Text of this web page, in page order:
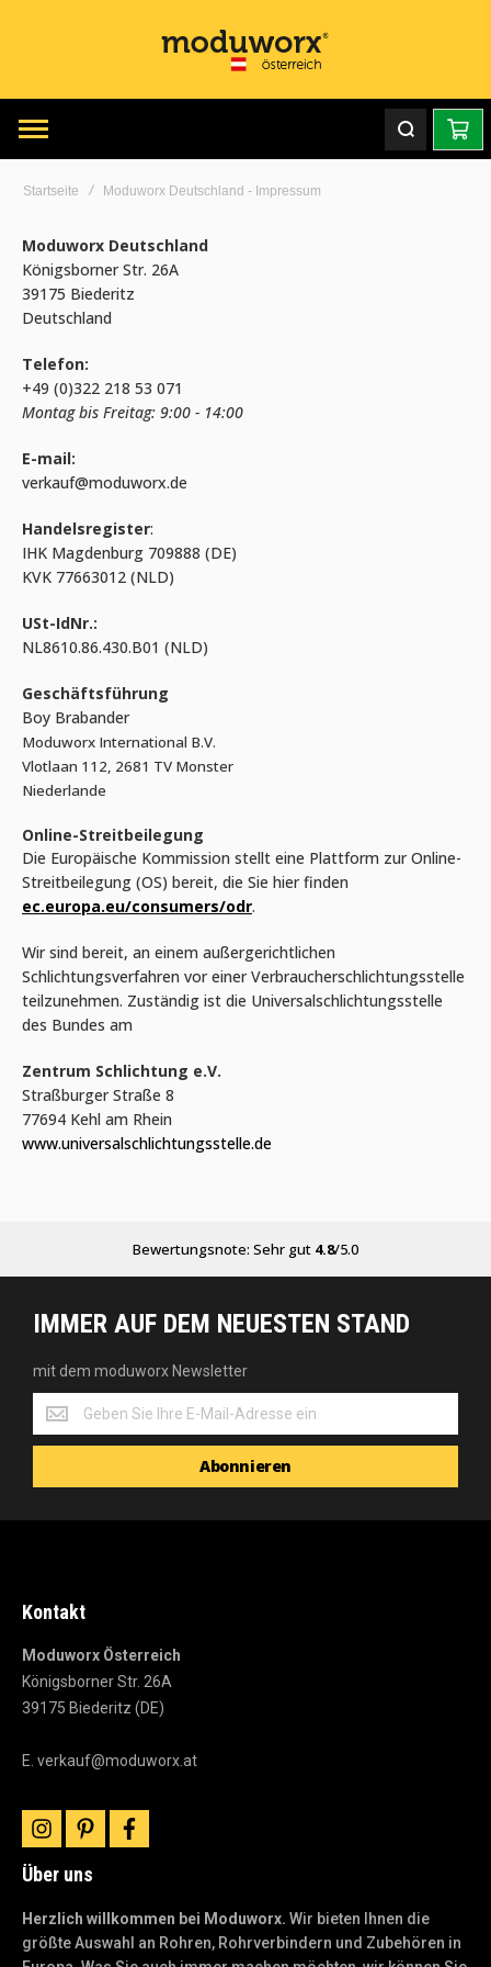
Startseite Moduworx Deutschland - Impressum
Moduworx Deutschland
Königsborner Str. 26A
39175 Biederitz
Deutschland
Telefon:
+49 (0)322 218 53 071
Montag bis Freitag: 9:00 - 14:00
E-mail:
verkauf@moduworx.de
Handelsregister:
IHK Magdenburg 709888 (DE)
KVK 77663012 (NLD)
USt-IdNr.:
NL8610.86.430.B01 (NLD)
Geschäftsführung
Boy Brabander
Moduworx International B.V.
Vlotlaan 112, 2681 TV Monster
Niederlande
Online-Streitbeilegung
Die Europäische Kommission stellt eine Plattform zur Online-
Streitbeilegung (OS) bereit, die Sie hier finden
ec.europa.eu/consumers/odr.
Wir sind bereit, an einem außergerichtlichen
Schlichtungsverfahren vor einer Verbraucherschlichtungsstelle
teilzunehmen. Zuständig ist die Universalschlichtungsstelle
des Bundes am
Zentrum Schlichtung e.V.
Straßburger Straße 8
77694 Kehl am Rhein
www.universalschlichtungsstelle.de
Bewertungsnote: Sehr gut 4.8/5.0
IMMER AUF DEM NEUESTEN STAND
mit dem moduworx Newsletter
mit
dem
moduworx
Abonnieren
Kontakt
Moduworx Österreich
Königsborner Str. 26A
39175 Biederitz (DE)
E. verkauf@moduworx.at
instagram
pinterestfacebook
Über uns
Herzlich willkommen bei Moduworx. Wir bieten Ihnen die
größte Auswahl an Rohren, Rohrverbindern und Zubehören in